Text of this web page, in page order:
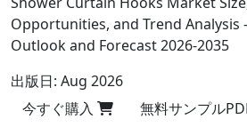
Opportunities, and Trend Analysis
Outlook and Forecast 2026-2035
出版日: Aug 2026
今すぐ購入
無料サンプル